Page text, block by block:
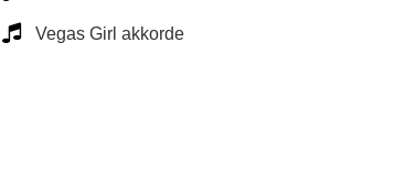
Vegas Girl akkorde